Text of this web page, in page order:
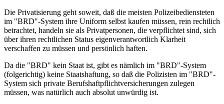
Die Privatisierung geht soweit, daß die meisten Polizeibediensteten
im "BRD"-System ihre Uniform selbst kaufen müssen, rein rechtlich
betrachtet, handeln sie als Privatpersonen, die verpflichtet sind, sich
über ihren rechtlichen Status eigenverantwortlich Klarheit
verschaffen zu müssen und persönlich haften.
Da die "BRD" kein Staat ist, gibt es nämlich im "BRD"-System
(folgerichtig) keine Staatshaftung, so daß die Polizisten im "BRD"-
System sich private Berufshaftpflichtversicherungen zulegen
müssen, was natürlich auch absolut unwürdig ist.